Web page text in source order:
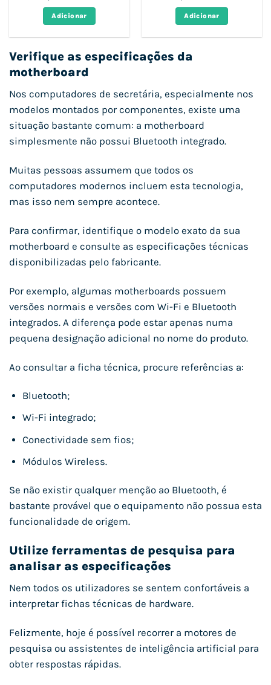
era:
479,00 €.
Adicionar
era:
1.004,89 €.
Adicionar
Verifique as especificações da
motherboard
Nos computadores de secretária, especialmente nos
modelos montados por componentes, existe uma
situação bastante comum: a motherboard
simplesmente não possui Bluetooth integrado.
Muitas pessoas assumem que todos os
computadores modernos incluem esta tecnologia,
mas isso nem sempre acontece.
Para confirmar, identifique o modelo exato da sua
motherboard e consulte as especificações técnicas
disponibilizadas pelo fabricante.
Por exemplo, algumas motherboards possuem
versões normais e versões com Wi-Fi e Bluetooth
integrados. A diferença pode estar apenas numa
pequena designação adicional no nome do produto.
Ao consultar a ficha técnica, procure referências a:
Bluetooth;
Wi-Fi integrado;
Conectividade sem fios;
Módulos Wireless.
Se não existir qualquer menção ao Bluetooth, é
bastante provável que o equipamento não possua esta
funcionalidade de origem.
Utilize ferramentas de pesquisa para
analisar as especificações
Nem todos os utilizadores se sentem confortáveis a
interpretar fichas técnicas de hardware.
Felizmente, hoje é possível recorrer a motores de
pesquisa ou assistentes de inteligência artificial para
obter respostas rápidas.